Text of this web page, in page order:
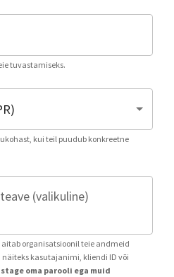
tuvastamiseks.
kui teil puudub konkreetne
(valikuline)
organisatsioonil teie andmeid
kasutajanimi, kliendi ID või
oma parooli ega muid